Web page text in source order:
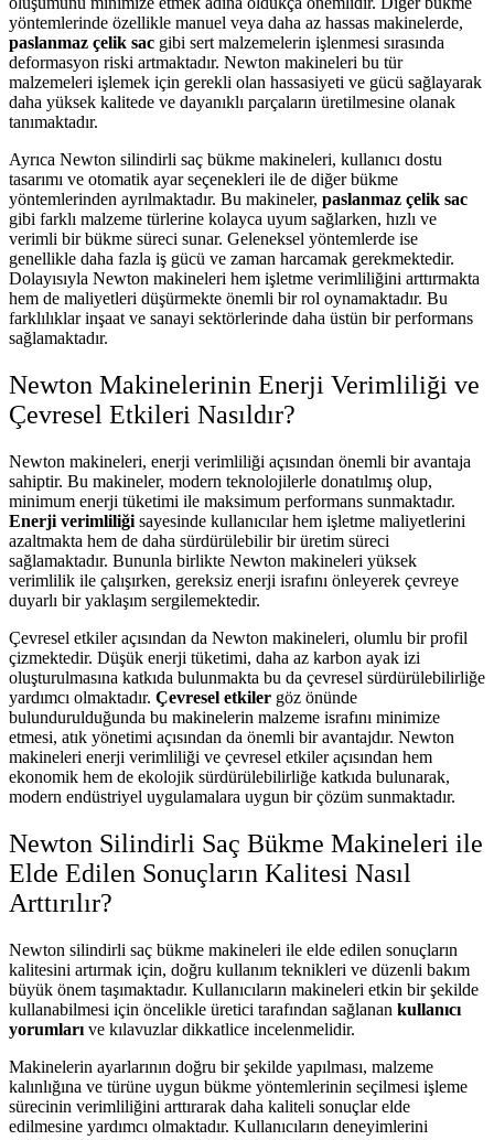
yöntemlerinde özellikle manuel veya daha az hassas makinelerde,
paslanmaz çelik sac gibi sert malzemelerin işlenmesi sırasında
deformasyon riski artmaktadır. Newton makineleri bu tür
malzemeleri işlemek için gerekli olan hassasiyeti ve gücü sağlayarak
daha yüksek kalitede ve dayanıklı parçaların üretilmesine olanak
tanımaktadır.
Ayrıca Newton silindirli saç bükme makineleri, kullanıcı dostu
tasarımı ve otomatik ayar seçenekleri ile de diğer bükme
yöntemlerinden ayrılmaktadır. Bu makineler, paslanmaz çelik sac
gibi farklı malzeme türlerine kolayca uyum sağlarken, hızlı ve
verimli bir bükme süreci sunar. Geleneksel yöntemlerde ise
genellikle daha fazla iş gücü ve zaman harcamak gerekmektedir.
Dolayısıyla Newton makineleri hem işletme verimliliğini arttırmakta
hem de maliyetleri düşürmekte önemli bir rol oynamaktadır. Bu
farklılıklar inşaat ve sanayi sektörlerinde daha üstün bir performans
sağlamaktadır.
Newton Makinelerinin Enerji Verimliliği ve
Çevresel Etkileri Nasıldır?
Newton makineleri, enerji verimliliği açısından önemli bir avantaja
sahiptir. Bu makineler, modern teknolojilerle donatılmış olup,
minimum enerji tüketimi ile maksimum performans sunmaktadır.
Enerji verimliliği sayesinde kullanıcılar hem işletme maliyetlerini
azaltmakta hem de daha sürdürülebilir bir üretim süreci
sağlamaktadır. Bununla birlikte Newton makineleri yüksek
verimlilik ile çalışırken, gereksiz enerji israfını önleyerek çevreye
duyarlı bir yaklaşım sergilemektedir.
Çevresel etkiler açısından da Newton makineleri, olumlu bir profil
çizmektedir. Düşük enerji tüketimi, daha az karbon ayak izi
oluşturulmasına katkıda bulunmakta bu da çevresel sürdürülebilirliğe
yardımcı olmaktadır. Çevresel etkiler göz önünde
bulundurulduğunda bu makinelerin malzeme israfını minimize
etmesi, atık yönetimi açısından da önemli bir avantajdır. Newton
makineleri enerji verimliliği ve çevresel etkiler açısından hem
ekonomik hem de ekolojik sürdürülebilirliğe katkıda bulunarak,
modern endüstriyel uygulamalara uygun bir çözüm sunmaktadır.
Newton Silindirli Saç Bükme Makineleri ile
Elde Edilen Sonuçların Kalitesi Nasıl
Arttırılır?
Newton silindirli saç bükme makineleri ile elde edilen sonuçların
kalitesini artırmak için, doğru kullanım teknikleri ve düzenli bakım
büyük önem taşımaktadır. Kullanıcıların makineleri etkin bir şekilde
kullanabilmesi için öncelikle üretici tarafından sağlanan kullanıcı
yorumları ve kılavuzlar dikkatlice incelenmelidir.
Makinelerin ayarlarının doğru bir şekilde yapılması, malzeme
kalınlığına ve türüne uygun bükme yöntemlerinin seçilmesi işleme
sürecinin verimliliğini arttırarak daha kaliteli sonuçlar elde
edilmesine yardımcı olmaktadır. Kullanıcıların deneyimlerini